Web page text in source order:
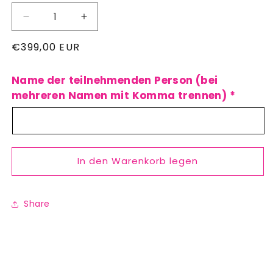
Verringere
die
Menge
Like
a
Human:
neu
denken
Erhöhe
die
Like
a
Human:
neu
denken
Normaler
€399,00 EUR
Name der teilnehmenden Person (bei
mehreren Namen mit Komma trennen) *
In den Warenkorb legen
Share